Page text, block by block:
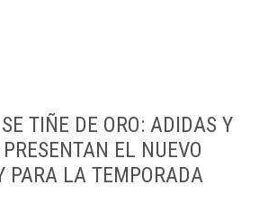
TIÑE DE ORO: ADIDAS Y
EL NUEVO
PARA LA TEMPORADA